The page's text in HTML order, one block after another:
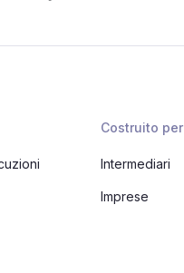
Costruito per
Intermediari
Imprese